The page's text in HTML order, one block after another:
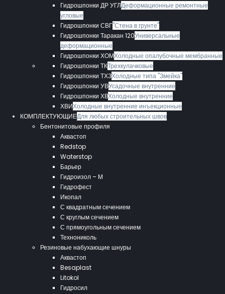
Гидрошпонки ДР УГЛДеформационные ремонтные
угловые
Гидрошпонки СВГ"Стена в грунте"
Гидрошпонки Таракан 120Универсальные
деформационные
Гидрошпонки ХОМХолодные опалубочные мембранные
Гидрошпонки ТКТрехкулачковые
Гидрошпонки ТХЗХолодные типа "Змейка"
Гидрошпонки УВУсадочные внутренние
Гидрошпонки ХВХолодные внутренние
ХВИХолодные внутренние инъекционные
КОМПЛЕКТУЮЩИЕДля любых строительных швов
Бентонитовые профиля
Аквастоп
Redstop
Waterstop
Барьер
Гидроизол – М
Гидрофест
Икопал
С квадратным сечением
С круглым сечением
С прямоугольным сечением
Технониколь
Резиновые набухающие шнуры
Аквастоп
Besaplast
Litokol
Гидросил